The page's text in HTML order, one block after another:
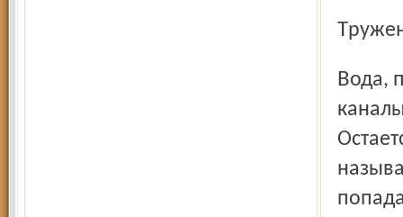
Вода, поступающая с полей, сразу попадает в отводные